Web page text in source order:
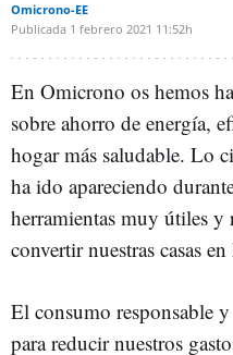
Omicrono-EE
Publicada 1 febrero 2021 11:52h
En Omicrono os hemos
sobre ahorro de energía,
hogar más saludable. Lo
ha ido apareciendo
herramientas muy útiles y
convertir nuestras casas
El consumo responsable
para reducir nuestros